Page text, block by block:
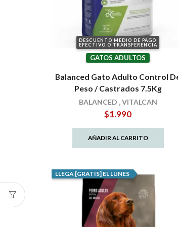
DESCUENTO MEDIO DE PAGO
EFECTIVO O TRANSFERENCIA
GATOS ADULTOS
Balanced Gato Adulto Control
Peso / Castrados 7.5Kg
BALANCED ,VITALCAN
$1.990
AÑADIR AL CARRITO
LLEGA [GRATIS] EL LUNES